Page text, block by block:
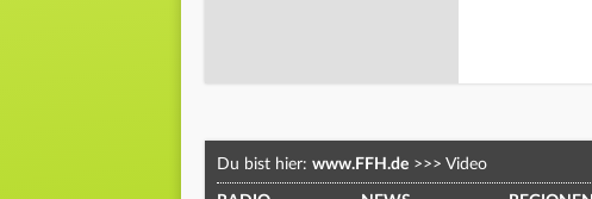
Du bist hier: www.FFH.de >>> Video